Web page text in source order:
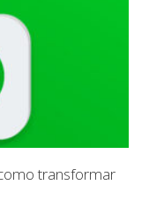
transformar